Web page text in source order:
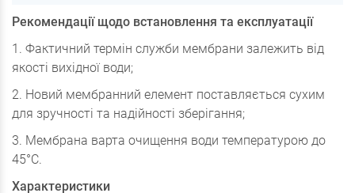
Рекомендації щодо встановлення та експлуатації
1. Фактичний термін служби мембрани залежить від
якості вихідної води;
2. Новий мембранний елемент поставляється сухим
для зручності та надійності зберігання;
3. Мембрана варта очищення води температурою до
45°С.
Характеристики